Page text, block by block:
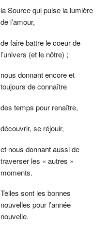
la Source qui pulse la lumière
de l’amour,
de faire battre le coeur de
l’univers (et le nôtre) ;
nous donnant encore et
toujours de connaître
des temps pour renaître,
découvrir, se réjouir,
et nous donnant aussi de
traverser les « autres »
moments.
Telles sont les bonnes
nouvelles pour l’année
nouvelle.